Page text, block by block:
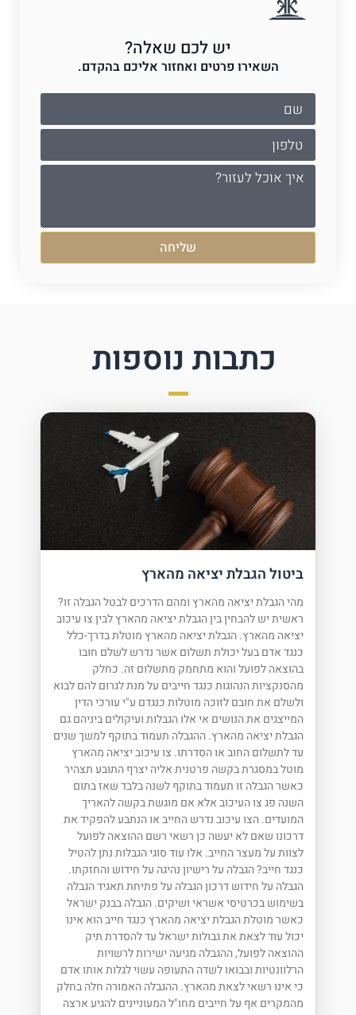
יש לכם שאלה?
השאירו פרטים ואחזור אליכם בהקדם.
שליחה
כתבות נוספות
ביטול הגבלת יציאה מהארץ
מהי הגבלת יציאה מהארץ ומהם הדרכים לבטל הגבלה זו?
ראשית יש להבחין בין הגבלת יציאה מהארץ לבין צו עיכוב
יציאה מהארץ. הגבלת יציאה מהארץ מוטלת בדרך-כלל
כנגד אדם בעל יכולת תשלום אשר נדרש לשלם חובו
בהוצאה לפועל והוא מתחמק מתשלום זה. כחלק
מהסנקציות הנהוגות כנגד חייבים על מנת לגרום להם לבוא
ולשלם את חובם לזוכה מוטלות כנגדם ע"י עורכי הדין
המייצגים את הנושים אי אלו הגבלות ועיקולים ביניהם גם
הגבלת יציאה מהארץ. ההגבלה תעמוד בתוקף למשך שנים
עד לתשלום החוב או הסדרתו. צו עיכוב יציאה מהארץ
מוטל במסגרת בקשה פרטנית אליה יצרף התובע תצהיר
כאשר הגבלה זו תעמוד בתוקף לשנה בלבד שאז בתום
השנה פג צו העיכוב אלא אם מוגשת בקשה להאריך
המועדים. הצו עיכוב נדרש החייב או הנתבע להפקיד את
דרכונו שאם לא יעשה כן רשאי רשם ההוצאה לפועל
לצוות על מעצר החייב. אלו עוד סוגי הגבלות נתן להטיל
כנגד חייב? הגבלה על רישיון נהיגה על חידוש והחזקתו.
הגבלה על חידוש דרכון הגבלה על פתיחת תאגיד הגבלה
בשימוש בכרטיסי אשראי ושיקים. הגבלה בבנק ישראל
כאשר מוטלת הגבלת יציאה מהארץ כנגד חייב הוא אינו
יכול עוד לצאת את גבולות ישראל עד להסדרת תיק
ההוצאה לפועל, ההגבלה מגיעה ישירות לרשויות
הרלוונטיות ובבואו לשדה התעופה עשוי לגלות אותו אדם
כי אינו רשאי לצאת מהארץ. ההגבלה האמורה חלה בחלק
מהמקרים אף על חייבים מחו"ל המעוניינים להגיע ארצה